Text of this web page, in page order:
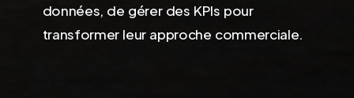
données, de gérer des KPIs pour
transformer leur approche commerciale.